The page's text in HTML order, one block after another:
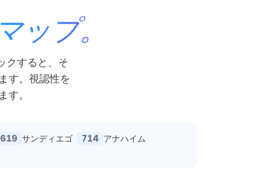
ップ。
クすると、そ
す。視認性を
す。
619 サンディエゴ 714 アナハイム